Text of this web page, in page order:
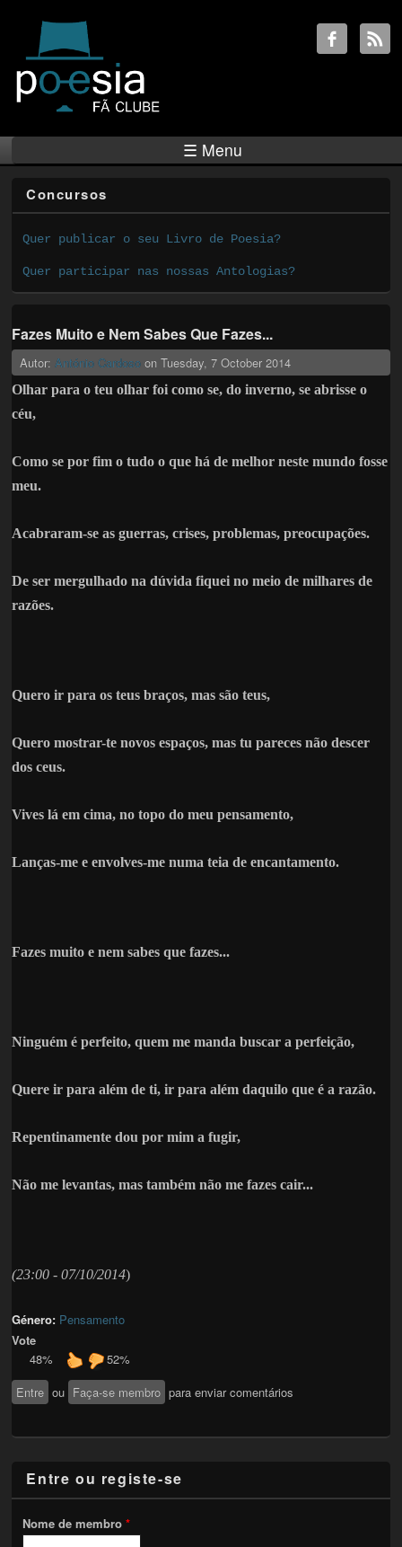
☰ Menu
Concursos
Quer publicar o seu Livro de Poesia?
Quer participar nas nossas Antologias?
Fazes Muito e Nem Sabes Que Fazes...
Autor:António Cardoso onTuesday, 7 October 2014
Olhar para o teu olhar foi como se, do inverno, se abrisse o
céu,
Como se por fim o tudo o que há de melhor neste mundo fosse
meu.
Acabraram-se as guerras, crises, problemas, preocupações.
De ser mergulhado na dúvida fiquei no meio de milhares de
razões.
Quero ir para os teus braços, mas são teus,
Quero mostrar-te novos espaços, mas tu pareces não descer
dos ceus.
Vives lá em cima, no topo do meu pensamento,
Lanças-me e envolves-me numa teia de encantamento.
Fazes muito e nem sabes que fazes...
Ninguém é perfeito, quem me manda buscar a perfeição,
Quere ir para além de ti, ir para além daquilo que é a razão.
Repentinamente dou por mim a fugir,
Não me levantas, mas também não me fazes cair...
(23:00 - 07/10/2014)
Género: Pensamento
Vote
48%
52%
Entre ou Faça-se membro para enviar comentários
Entre ou registe-se
Nome de membro*